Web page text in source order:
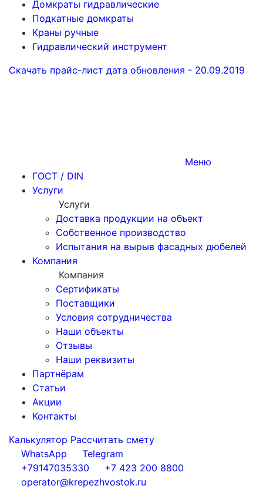
Домкраты гидравлические
Подкатные домкраты
Краны ручные
Гидравлический инструмент
Скачать прайс-лист дата обновления - 20.09.2019
Меню
ГОСТ / DIN
Услуги
Услуги
Доставка продукции на объект
Собственное производство
Испытания на вырыв фасадных дюбелей
Компания
Компания
Сертификаты
Поставщики
Условия сотрудничества
Наши объекты
Отзывы
Наши реквизиты
Партнёрам
Статьи
Акции
Контакты
Калькулятор Рассчитать смету
WhatsApp
Telegram
+79147035330
+7 423 200 8800
operator@krepezhvostok.ru